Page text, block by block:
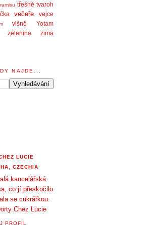
třešně tvaroh
večeře vejce
višně
Yotam
zelenina
zima
NAJDE...
LUCIE
CZECHIA
kancelářská
co jí přeskočilo
se cukrářkou.
Chez Lucie
PROFIL